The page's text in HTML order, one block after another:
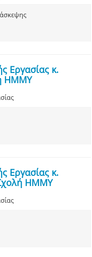
Εργασίας κ.
ΗΜΜΥ
Εργασίας κ.
ΗΜΜΥ